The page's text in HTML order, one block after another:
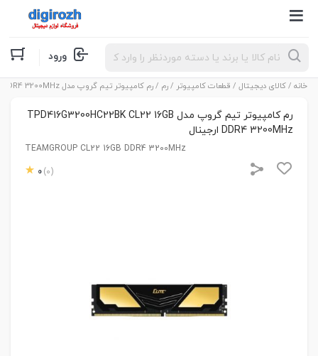
Products
search ورود
خانه /کالای دیجیتال / قطعات کامپیوتر /رم / رم کامپیوتر تیم گروپ مدل TPD416G3200HC22BK CL22 16GB DDR4 3200MHz ارجینال
رم کامپیوتر تیم گروپ مدل TPD416G3200HC22BK CL22 16GB
DDR4 3200MHz ارجینال
TEAMGROUP CL22 16GB DDR4 3200MHz
0 (0)